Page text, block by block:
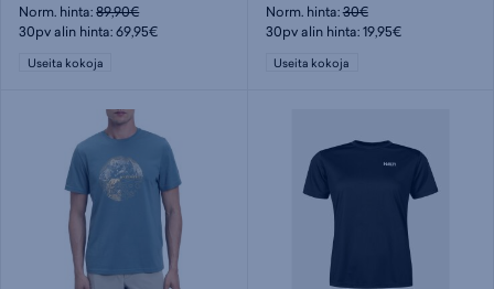
Norm. hinta:89,90€
30pv alin hinta: 69,95€
Useita kokoja
Norm. hinta:30€
30pv alin hinta: 19,95€
Useita kokoja